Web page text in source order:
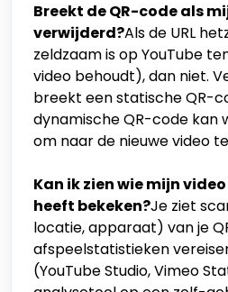
Breekt de QR-code als
verwijderd?Als de URL
zeldzaam is op YouTube
video behoudt), dan niet.
breekt een statische QR-
dynamische QR-code kan
om naar de nieuwe video
Kan ik zien wie mijn
heeft bekeken?Je ziet
locatie, apparaat) van je
afspeelstatistieken
(YouTube Studio, Vimeo